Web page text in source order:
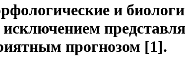
и
прогнозом [1].